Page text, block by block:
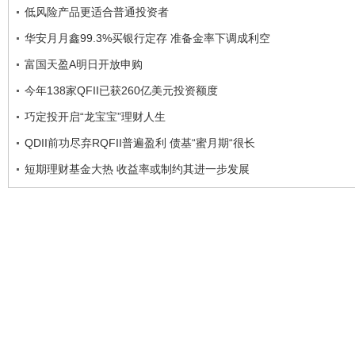
低风险产品更适合普通投资者
华安月月鑫99.3%买银行定存 准备金率下调成利空
富国天盈A明日开放申购
今年138家QFII已获260亿美元投资额度
巧定投开启“龙宝宝”理财人生
QDII前功尽弃RQFII普遍盈利 债基“蜜月期“很长
短期理财基金大热 收益率或制约其进一步发展